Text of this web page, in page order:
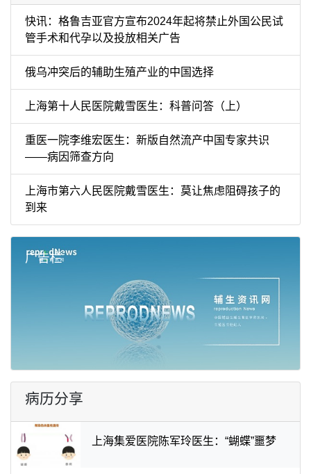
快讯：格鲁吉亚官方宣布2024年起将禁止外国公民试
管手术和代孕以及投放相关广告
俄乌冲突后的辅助生殖产业的中国选择
上海第十人民医院戴雪医生：科普问答（上）
重医一院李维宏医生：新版自然流产中国专家共识
——病因筛查方向
上海市第六人民医院戴雪医生：莫让焦虑阻碍孩子的
到来
广告栏
病历分享
上海集爱医院陈军玲医生：“蝴蝶”噩梦